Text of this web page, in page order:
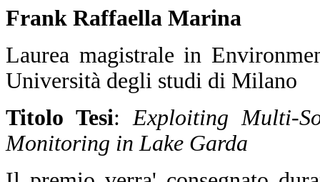
Frank Raffaella Marina
Laurea magistrale in
Università degli studi di Milano
Titolo Tesi:Exploiting Multi-
Monitoring in Lake Garda